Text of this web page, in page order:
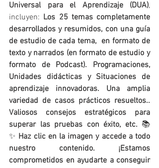
Universal para el Aprendizaje (DUA),
incluyen: Los 25 temas completamente
desarrollados y resumidos, con una guía
de estudio de cada tema,  en formato de
texto y narrados (en formato de estudio y
formato de Podcast). Programaciones,
Unidades didácticas y Situaciones de
aprendizaje innovadoras. Una amplia
variedad de casos prácticos resueltos..
Valiosos consejos estratégicos para
superar las pruebas con éxito, etc. 📚
✨ Haz clic en la imagen y accede a todo
nuestro contenido. ¡Estamos
comprometidos en ayudarte a conseguir